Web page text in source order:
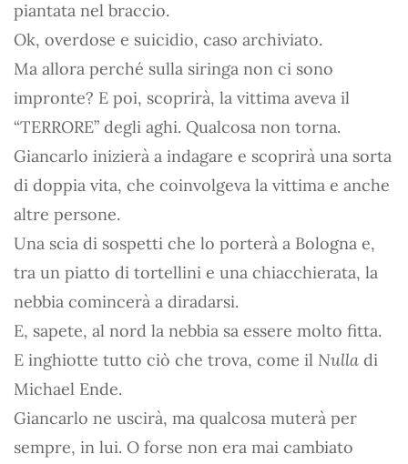
piantata nel braccio.
Ok, overdose e suicidio, caso archiviato.
Ma allora perché sulla siringa non ci sono
impronte? E poi, scoprirà, la vittima aveva il
“TERRORE” degli aghi. Qualcosa non torna.
Giancarlo inizierà a indagare e scoprirà una sorta
di doppia vita, che coinvolgeva la vittima e anche
altre persone.
Una scia di sospetti che lo porterà a Bologna e,
tra un piatto di tortellini e una chiacchierata, la
nebbia comincerà a diradarsi.
E, sapete, al nord la nebbia sa essere molto fitta.
E inghiotte tutto ciò che trova, come il Nulla di
Michael Ende.
Giancarlo ne uscirà, ma qualcosa muterà per
sempre, in lui. O forse non era mai cambiato